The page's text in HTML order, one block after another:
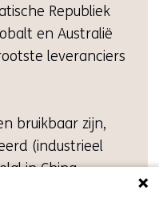
naar
een
andere
Republiek
en Australië
leveranciers
bruikbaar zijn,
(industrieel
in China
worden veel